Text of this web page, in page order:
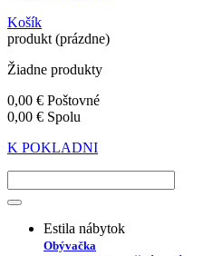
Košík
produkt (prázdne)
Žiadne produkty
0,00 € Poštovné
0,00 € Spolu
K POKLADNI
Estila nábytok
Obývačka